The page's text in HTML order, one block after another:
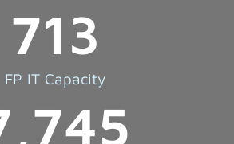
FP IT Capacity
713